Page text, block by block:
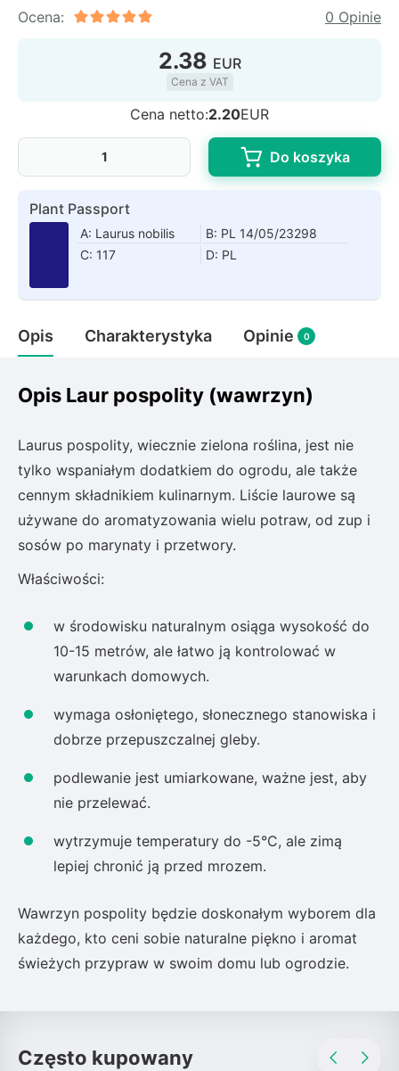
Rudbeckia
Hakonechoa (trawa bambusowa)
Różanecznik
Pnącza
Wiciokrzew
Ocena:
0 Opinie
2.38 EUR
Cena z VAT
Cena netto:2.20EUR
Do koszyka
Plant Passport
A: Laurus nobilis
B: PL 14/05/23298
C: 117
D: PL
Opis Charakterystyka Opinie 0
Opis Laur pospolity (wawrzyn)
Laurus pospolity, wiecznie zielona roślina, jest nie
tylko wspaniałym dodatkiem do ogrodu, ale także
cennym składnikiem kulinarnym. Liście laurowe są
używane do aromatyzowania wielu potraw, od zup i
sosów po marynaty i przetwory.
Właściwości:
w środowisku naturalnym osiąga wysokość do
10-15 metrów, ale łatwo ją kontrolować w
warunkach domowych.
wymaga osłoniętego, słonecznego stanowiska i
dobrze przepuszczalnej gleby.
podlewanie jest umiarkowane, ważne jest, aby
nie przelewać.
wytrzymuje temperatury do -5°C, ale zimą
lepiej chronić ją przed mrozem.
Wawrzyn pospolity będzie doskonałym wyborem dla
każdego, kto ceni sobie naturalne piękno i aromat
świeżych przypraw w swoim domu lub ogrodzie.
Często kupowany